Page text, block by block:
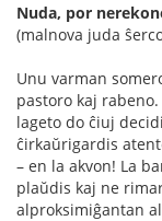
Nuda, por
(malnova juda
Unu varman
pastoro kaj
lageto do ĉiuj
ĉirkaŭrigardis
– en la akvon! La
plaŭdis kaj ne
alproksimiĝantan